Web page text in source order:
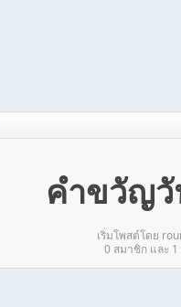
คำขวัญ
เริ่มโพสต์โดย
0 สมาชิก และ